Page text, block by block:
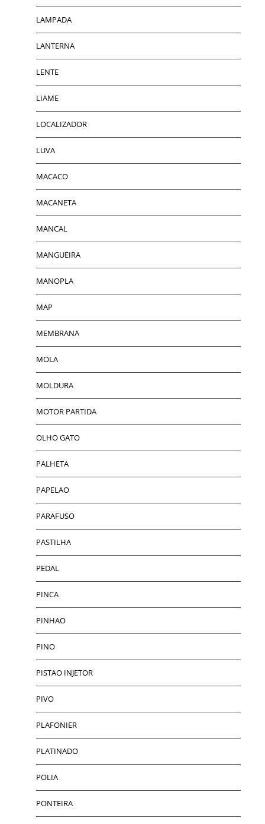
LAMPADA
LANTERNA
LENTE
LIAME
LOCALIZADOR
LUVA
MACACO
MACANETA
MANCAL
MANGUEIRA
MANOPLA
MAP
MEMBRANA
MOLA
MOLDURA
MOTOR PARTIDA
OLHO GATO
PALHETA
PAPELAO
PARAFUSO
PASTILHA
PEDAL
PINCA
PINHAO
PINO
PISTAO INJETOR
PIVO
PLAFONIER
PLATINADO
POLIA
PONTEIRA